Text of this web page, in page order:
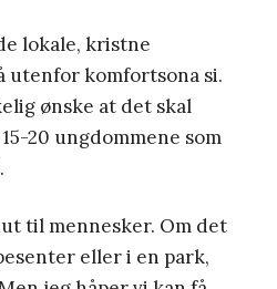
lokale, kristne
utenfor komfortsona si.
ønske at det skal
20 ungdommene som
til mennesker. Om det
eller i en park,